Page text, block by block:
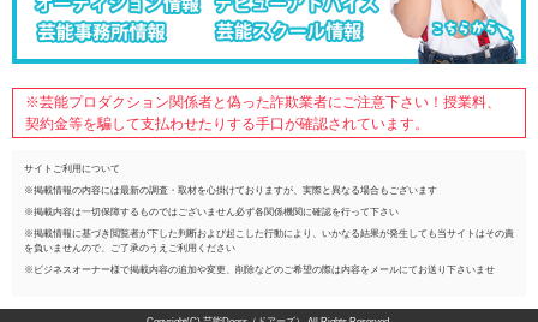
※芸能プロダクション関係者と偽った詐欺業者にご注意下さい！授業料、
契約金等を騙して支払わせたりする手口が確認されています。
サイトご利用について
※掲載情報の内容には最新の調査・取材を心掛けておりますが、実際と異なる場合もございます
※掲載内容は一切保障するものではございません必ず各関係機関に確認を行って下さい
※掲載情報に基づき閲覧者が下した判断および起こした行動により、いかなる結果が発生しても当サイトはその責
を負いませんので、ご了承のうえご利用ください
※ビジネスオーナー様で掲載内容の追加や変更、削除などのご希望の際は内容をメールにてお送り下さいませ